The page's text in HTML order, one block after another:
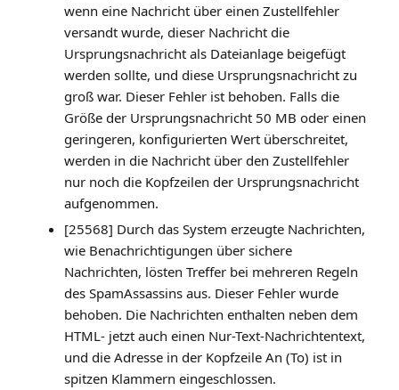
wenn eine Nachricht über einen Zustellfehler
versandt wurde, dieser Nachricht die
Ursprungsnachricht als Dateianlage beigefügt
werden sollte, und diese Ursprungsnachricht zu
groß war. Dieser Fehler ist behoben. Falls die
Größe der Ursprungsnachricht 50 MB oder einen
geringeren, konfigurierten Wert überschreitet,
werden in die Nachricht über den Zustellfehler
nur noch die Kopfzeilen der Ursprungsnachricht
aufgenommen.
[25568] Durch das System erzeugte Nachrichten,
wie Benachrichtigungen über sichere
Nachrichten, lösten Treffer bei mehreren Regeln
des SpamAssassins aus. Dieser Fehler wurde
behoben. Die Nachrichten enthalten neben dem
HTML- jetzt auch einen Nur-Text-Nachrichtentext,
und die Adresse in der Kopfzeile An (To) ist in
spitzen Klammern eingeschlossen.